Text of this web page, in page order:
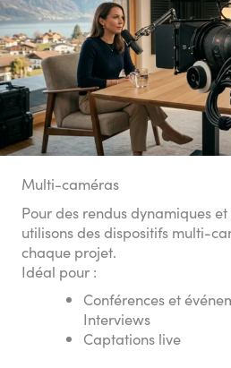
Multi-caméras
Pour des rendus dynamiques
utilisons des dispositifs multi-
chaque projet.
Idéal pour :
Conférences et
Interviews
Captations live